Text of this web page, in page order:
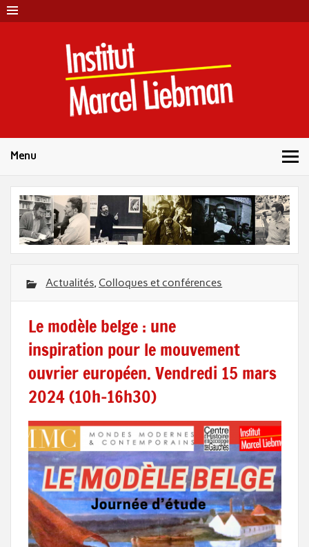
Skip
to
content
Menu
Actualités, Colloques et conférences
Le modèle belge : une
inspiration pour le mouvement
ouvrier européen. Vendredi 15 mars
2024 (10h-16h30)